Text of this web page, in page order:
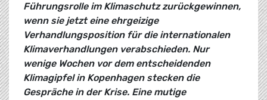
Führungsrolle im Klimaschutz zurückgewinnen,
wenn sie jetzt eine ehrgeizige
Verhandlungsposition für die internationalen
Klimaverhandlungen verabschieden. Nur
wenige Wochen vor dem entscheidenden
Klimagipfel in Kopenhagen stecken die
Gespräche in der Krise. Eine mutige